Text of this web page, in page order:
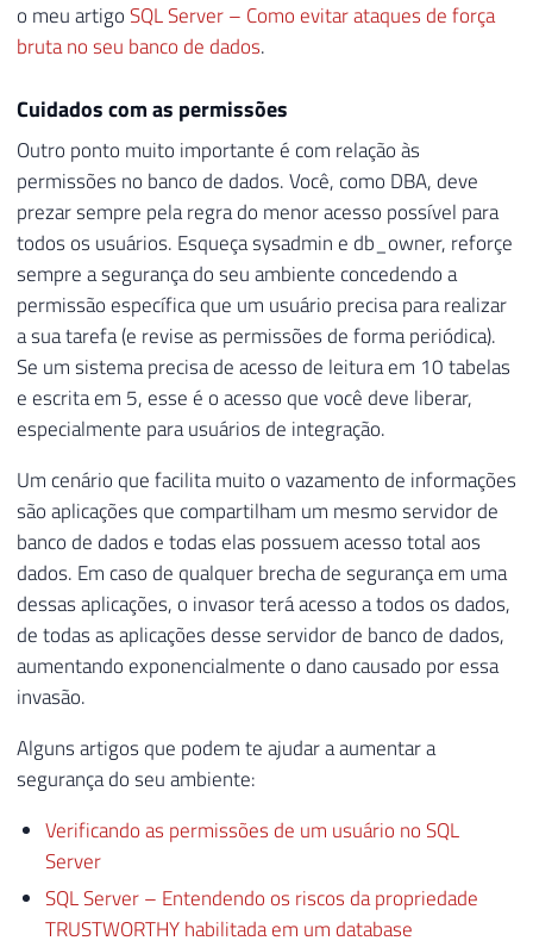
o meu artigoSQL Server – Como evitar ataques de força
bruta no seu banco de dados.
Cuidados com as permissões
Outro ponto muito importante é com relação às
permissões no banco de dados. Você, como DBA, deve
prezar sempre pela regra do menor acesso possível para
todos os usuários. Esqueça sysadmin e db_owner, reforçe
sempre a segurança do seu ambiente concedendo a
permissão específica que um usuário precisa para realizar
a sua tarefa (e revise as permissões de forma periódica).
Se um sistema precisa de acesso de leitura em 10 tabelas
e escrita em 5, esse é o acesso que você deve liberar,
especialmente para usuários de integração.
Um cenário que facilita muito o vazamento de informações
são aplicações que compartilham um mesmo servidor de
banco de dados e todas elas possuem acesso total aos
dados. Em caso de qualquer brecha de segurança em uma
dessas aplicações, o invasor terá acesso a todos os dados,
de todas as aplicações desse servidor de banco de dados,
aumentando exponencialmente o dano causado por essa
invasão.
Alguns artigos que podem te ajudar a aumentar a
segurança do seu ambiente:
Verificando as permissões de um usuário no SQL
Server
SQL Server – Entendendo os riscos da propriedade
TRUSTWORTHY habilitada em um database